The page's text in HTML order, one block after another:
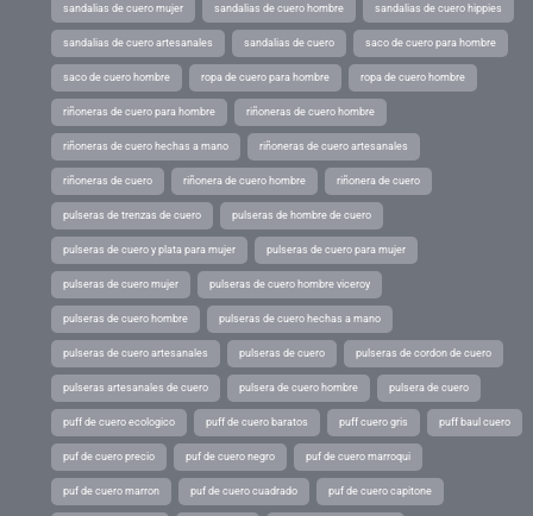
sandalias de cuero mujer sandalias de cuero hombre sandalias de cuero hippies
sandalias de cuero artesanales sandalias de cuero saco de cuero para hombre
saco de cuero hombre ropa de cuero para hombre ropa de cuero hombre
riñoneras de cuero para hombre riñoneras de cuero hombre
riñoneras de cuero hechas a mano riñoneras de cuero artesanales
riñoneras de cuero riñonera de cuero hombre riñonera de cuero
pulseras de trenzas de cuero pulseras de hombre de cuero
pulseras de cuero y plata para mujer pulseras de cuero para mujer
pulseras de cuero mujer pulseras de cuero hombre viceroy
pulseras de cuero hombre pulseras de cuero hechas a mano
pulseras de cuero artesanales pulseras de cuero pulseras de cordon de cuero
pulseras artesanales de cuero pulsera de cuero hombre pulsera de cuero
puff de cuero ecologico puff de cuero baratos puff cuero gris puff baul cuero
puf de cuero precio puf de cuero negro puf de cuero marroqui
puf de cuero marron puf de cuero cuadrado puf de cuero capitone